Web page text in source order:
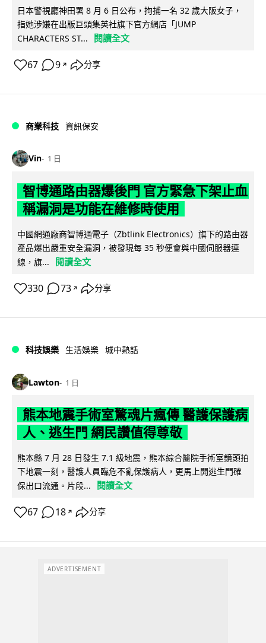
日本警視廳神田署 8 月 6 日公布，拘捕一名 32 歲大阪女子，
指她涉嫌在出版巨頭集英社旗下官方網店「JUMP
CHARACTERS ST...
閱讀全文
67 9 ↗ 分享
商業科技 資訊保安
Vin 1 日
智博通路由器爆後門 官方緊急下架止血
稱漏洞是功能在維修時使用
中國網通廠商智博通電子（Zbtlink Electronics）旗下的路由器
產品爆出嚴重安全漏洞，被發現每 35 秒便會與中國伺服器連
線，旗...
閱讀全文
330 73 ↗ 分享
科技娛樂 生活娛樂 城中熱話
Lawton 1 日
熊本地震手術室驚魂片瘋傳 醫護保護病
人、逃生門 網民讚值得尊敬
熊本縣 7 月 28 日發生 7.1 級地震，熊本綜合醫院手術室鏡頭拍
下地震一刻，醫護人員臨危不亂保護病人，更馬上開逃生門確
保出口流通。片段...
閱讀全文
67 18 ↗ 分享
ADVERTISEMENT